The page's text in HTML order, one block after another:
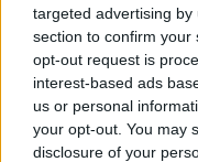
targeted advertising
section to confirm your
opt-out request is
interest-based ads
us or personal
your opt-out. You may
disclosure of your